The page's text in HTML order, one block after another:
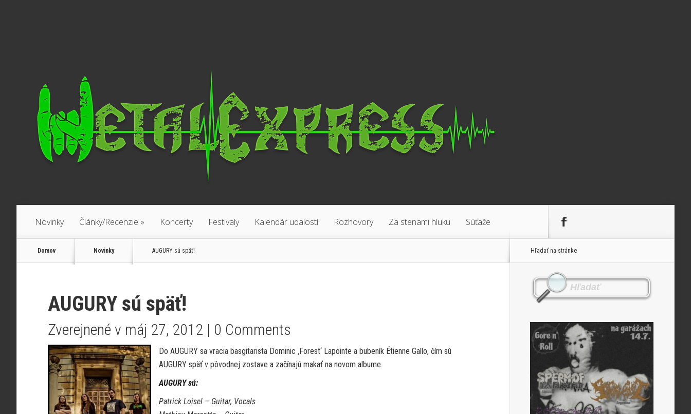
Novinky Články/Recenzie » Koncerty Festivaly Kalendár udalostí Rozhovory Za stenami hluku Súťaže
Domov Novinky AUGURY sú späť!
AUGURY sú späť!
Zverejnené v máj 27, 2012 | 0 Comments
Do AUGURY sa vracia basgitarista Dominic ‚Forest‘ Lapointe a bubeník Étienne Gallo, čím sú
AUGURY späť v pôvodnej zostave a začínajú makať na novom albume.
AUGURY sú:
Patrick Loisel – Guitar, Vocals
Hľadať na stránke